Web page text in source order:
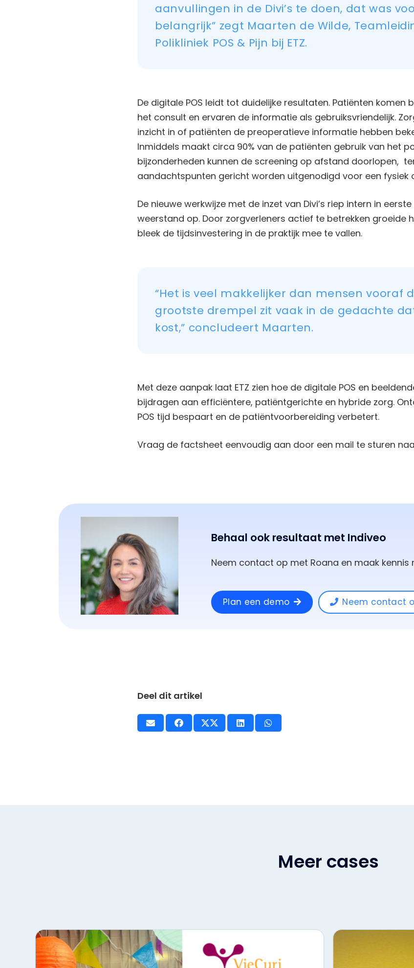
aanvullingen in de Divi’s te doen, dat was
belangrijk” zegt Maarten de Wilde,
Polikliniek POS & Pijn bij ETZ.
De digitale POS leidt tot duidelijke resultaten. Patiënten komen
het consult en ervaren de informatie als gebruiksvriendelijk.
inzicht in of patiënten de preoperatieve informatie hebben
Inmiddels maakt circa 90% van de patiënten gebruik van het
bijzonderheden kunnen de screening op afstand doorlopen,
aandachtspunten gericht worden uitgenodigd voor een fysiek
De nieuwe werkwijze met de inzet van Divi’s riep intern in
weerstand op. Door zorgverleners actief te betrekken groeide
bleek de tijdsinvestering in de praktijk mee te vallen.
“Het is veel makkelijker dan mensen vooraf
grootste drempel zit vaak in de gedachte
kost,” concludeert Maarten.
Met deze aanpak laat ETZ zien hoe de digitale POS en
bijdragen aan efficiëntere, patiëntgerichte en hybride zorg.
POS tijd bespaart en de patiëntvoorbereiding verbetert.
Vraag de factsheet eenvoudig aan door een mail te sturen
Behaal ook resultaat met Indiveo
Neem contact op met Roana en maak kennis
Plan een demo Neem contact
Deel dit artikel
Meer cases